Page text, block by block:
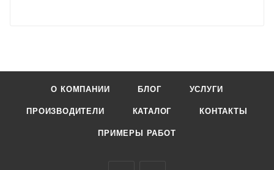
О КОМПАНИИ БЛОГ УСЛУГИ
ПРОИЗВОДИТЕЛИ КАТАЛОГ КОНТАКТЫ
ПРИМЕРЫ РАБОТ